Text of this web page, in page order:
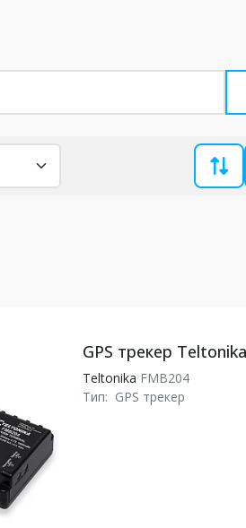
GPS трекер
Teltonika FMB204
Тип: GPS трекер